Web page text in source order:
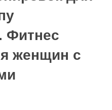
Фитнес
женщин с